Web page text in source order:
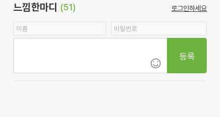
느낌한마디 (51) 로그인하세요
등록